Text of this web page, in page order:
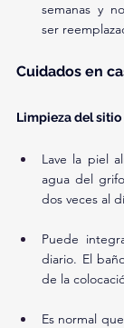
semanas y
ser
Cuidados en
Limpieza del
Lave la piel
agua del
dos veces al
Puede
diario. El
de la
Es normal